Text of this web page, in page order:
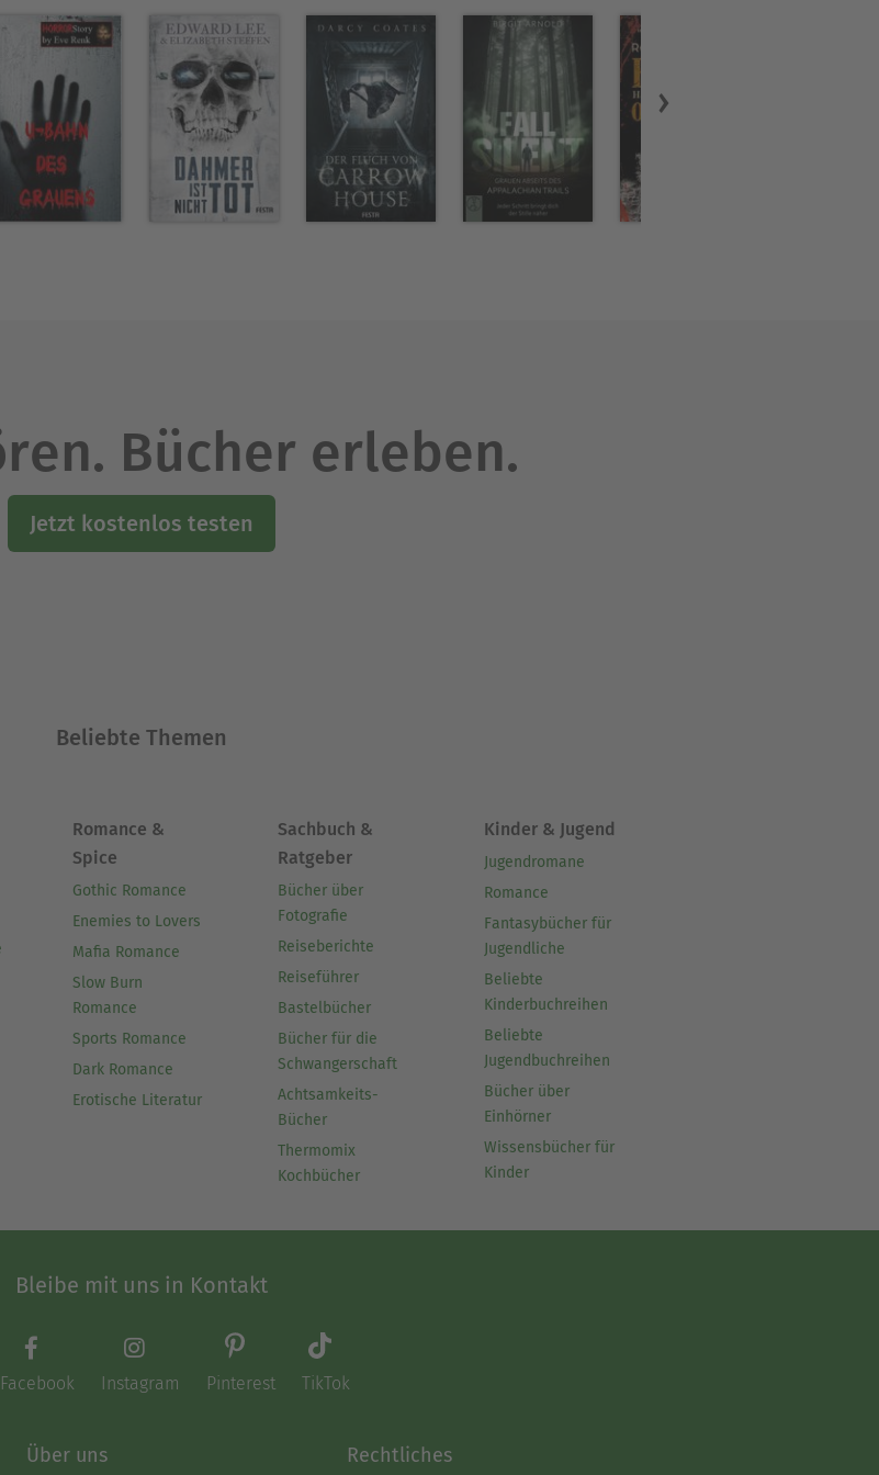
Bücher erleben.
Jetzt kostenlos testen
Beliebte Themen
Romance &
Spice
Gothic Romance
Enemies to Lovers
Mafia Romance
Slow Burn
Romance
Sports Romance
Dark Romance
Erotische Literatur
Sachbuch &
Ratgeber
Bücher über
Fotografie
Reiseberichte
Reiseführer
Bastelbücher
Bücher für die
Schwangerschaft
Achtsamkeits-
Bücher
Thermomix
Kochbücher
Kinder & Jugend
Jugendromane
Romance
Fantasybücher für
Jugendliche
Beliebte
Kinderbuchreihen
Beliebte
Jugendbuchreihen
Bücher über
Einhörner
Wissensbücher für
Kinder
Bleibe mit uns in Kontakt
Facebook Instagram Pinterest TikTok
Über uns Rechtliches